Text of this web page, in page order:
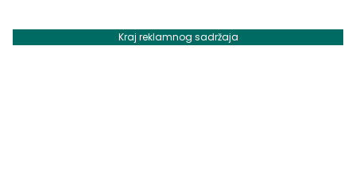
Kraj reklamnog sadržaja